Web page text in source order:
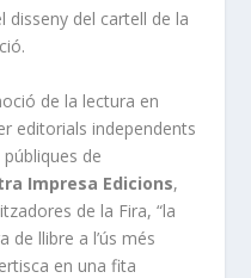
disseny del cartell de la
de la lectura en
editorials independents
de
Impresa Edicions,
de la Fira, “la
de llibre a l’ús més
en una fita